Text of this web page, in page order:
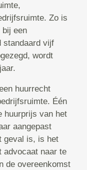
Zo is
bij een
standaard vijf
wordt
huurrecht
Één
huurprijs van het
aangepast
geval is, is het
advocaat naar te
de overeenkomst